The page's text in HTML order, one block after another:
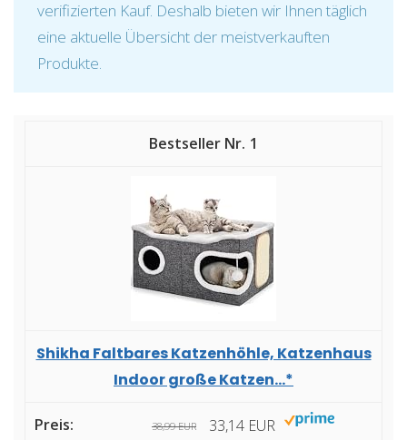
verifizierten Kauf. Deshalb bieten wir Ihnen täglich
eine aktuelle Übersicht der meistverkauften
Produkte.
1
Shikha Faltbares Katzenhöhle, Katzenhaus
Indoor große Katzen...*
38,99 EUR 33,14 EUR